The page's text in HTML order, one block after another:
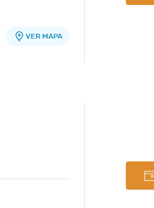
VER MAPA